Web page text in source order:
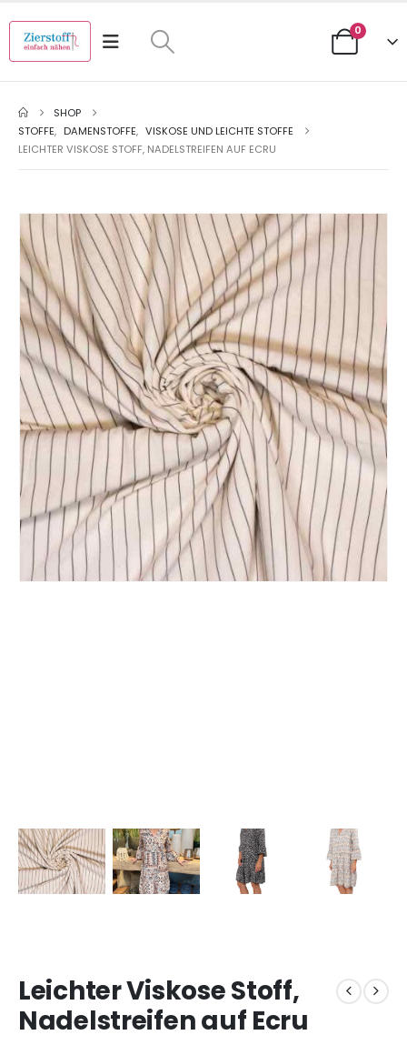
0
SHOP
STOFFE, DAMENSTOFFE, VISKOSE UND LEICHTE STOFFE
LEICHTER VISKOSE STOFF, NADELSTREIFEN AUF ECRU
Leichter Viskose Stoff,
Nadelstreifen auf Ecru